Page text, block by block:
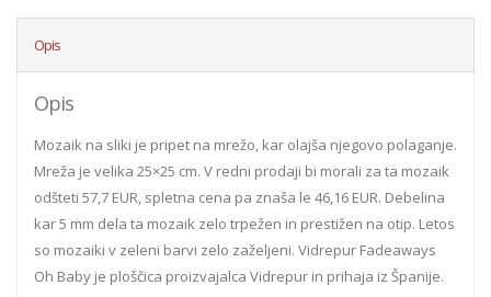
Opis
Opis
Mozaik na sliki je pripet na mrežo, kar olajša njegovo polaganje.
Mreža je velika 25×25 cm. V redni prodaji bi morali za ta mozaik
odšteti 57,7 EUR, spletna cena pa znaša le 46,16 EUR. Debelina
kar 5 mm dela ta mozaik zelo trpežen in prestižen na otip. Letos
so mozaiki v zeleni barvi zelo zaželjeni. Vidrepur Fadeaways
Oh Baby je ploščica proizvajalca Vidrepur in prihaja iz Španije.